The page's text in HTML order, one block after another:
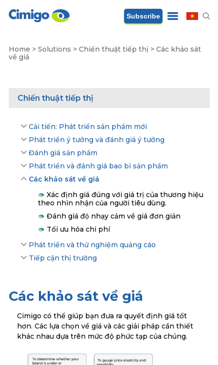
Subscribe
Home > Solutions > Chiến thuật tiếp thị > Các khảo sát
về giá
Chiến thuật tiếp thị
Cải tiến: Phát triển sản phẩm mới
Phát triển ý tưởng và đánh giá ý tưởng
Đánh giá sản phẩm
Phát triển và đánh giá bao bì sản phẩm
Các khảo sát về giá
Xác định giá đúng với giá trị của thương hiệu
theo nhìn nhận của người tiêu dùng.
Đánh giá độ nhạy cảm về giá đơn giản
Tối ưu hóa chi phí
Phát triển và thử nghiệm quảng cáo
Tiếp cận thị trường
Các khảo sát về giá
Cimigo có thể giúp bạn đưa ra quyết định giá tốt
hơn. Các lựa chọn về giá và các giải pháp cần thiết
khác nhau dựa trên mức độ phức tạp của chúng.